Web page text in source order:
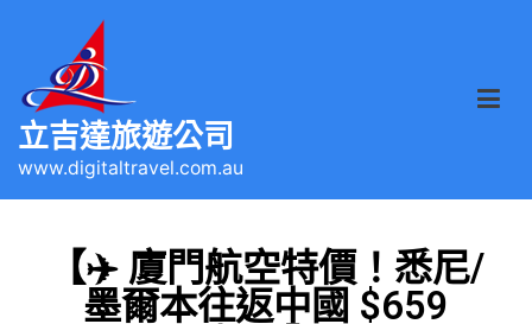
立吉達旅遊公司
www.digitaltravel.com.au
【✈️ 廈門航空特價！悉尼/
墨爾本往返中國 $659